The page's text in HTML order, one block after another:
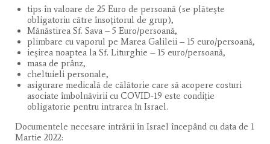
tips în valoare de 25 Euro de persoană (se plătește
obligatoriu către însoțitorul de grup),
Mănăstirea Sf. Sava – 5 Euro/persoană,
plimbare cu vaporul pe Marea Galileii – 15 euro/persoană,
ieșirea noaptea la Sf. Liturghie – 15 euro/persoană,
masa de prânz,
cheltuieli personale,
asigurare medicală de călătorie care să acopere costuri
asociate îmbolnăvirii cu COVID-19 este condiție
obligatorie pentru intrarea în Israel.
Documentele necesare intrării în Israel începând cu data de 1
Martie 2022: